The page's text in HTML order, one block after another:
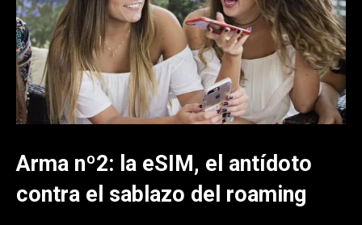
Arma nº2: la eSIM, el antídoto
contra el sablazo del roaming